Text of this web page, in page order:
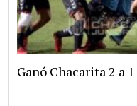
Ganó Chacarita 2 a 1